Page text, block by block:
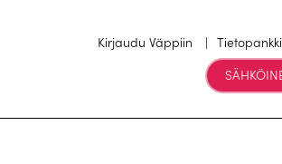
Kirjaudu Väppiin Tietopankki